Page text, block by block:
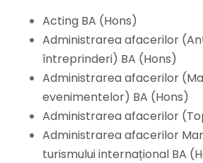
Acting BA (Hons)
Administrarea afacerilor
întreprinderi) BA (Hons)
Administrarea afacerilor
evenimentelor) BA (Hons)
Administrarea afacerilor
Administrarea afacerilor
turismului internațional BA